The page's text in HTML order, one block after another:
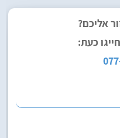
אליכם?
חייגו כעת: